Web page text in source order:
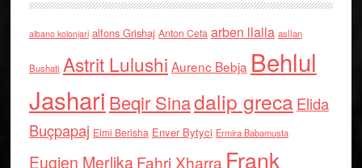
albano kolonjari alfons Grishaj Anton Cefa arben llalla asllan
Bushati Astrit Lulushi Aurenc Bebja Behlul
Jashari Beqir Sinadalip grecaElida
Buçpapaj Elmi Berisha Enver Bytyci Ermira Babamusta
Eugjen MerlikaFahri Xharra Frank